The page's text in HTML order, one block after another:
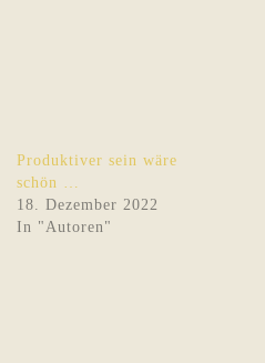
Produktiver sein wäre
schön …
18. Dezember 2022
In "Autoren"